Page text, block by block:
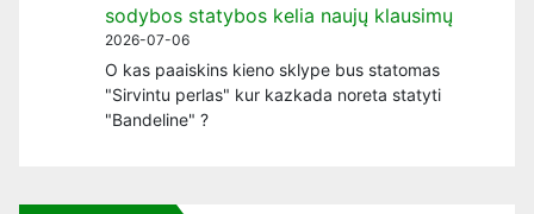
sodybos statybos kelia naujų klausimų
2026-07-06
O kas paaiskins kieno sklype bus statomas
"Sirvintu perlas" kur kazkada noreta statyti
"Bandeline" ?